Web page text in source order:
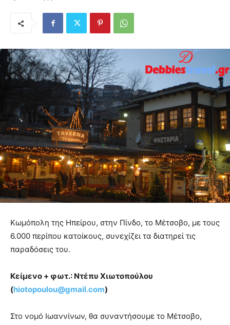
Κωμόπολη της Ηπείρου, στην Πίνδο, το Μέτσοβο, με τους
6.000 περίπου κατοίκους, συνεχίζει τα διατηρεί τις
παραδόσεις του.
Κείμενο + φωτ.: Ντέπυ Χιωτοπούλου
(hiotopoulou@gmail.com)
Στο νομό Ιωαννίνων, θα συναντήσουμε το Μέτσοβο,